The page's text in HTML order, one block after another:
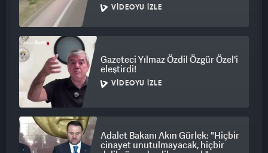
VIDEOYU İZLE
Gazeteci Yılmaz Özdil Özgür Özel'i
eleştirdi!
VIDEOYU İZLE
Adalet Bakanı Akın Gürlek: "Hiçbir
cinayet unutulmayacak, hiçbir